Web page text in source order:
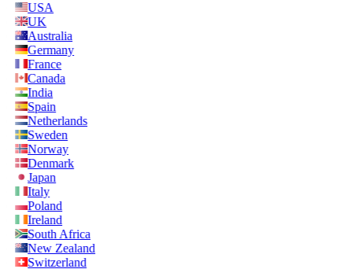
USA
UK
Australia
Germany
France
Canada
India
Spain
Netherlands
Sweden
Norway
Denmark
Japan
Italy
Poland
Ireland
South Africa
New Zealand
Switzerland